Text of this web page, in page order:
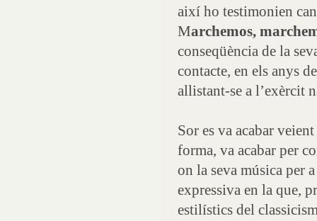
així ho testimonien
Marchemos,
conseqüència de la
contacte, en els anys
allistant-se a l’exèrcit
Sor es va acabar
forma, va acabar per
on la seva música per
expressiva en la que,
estilístics del